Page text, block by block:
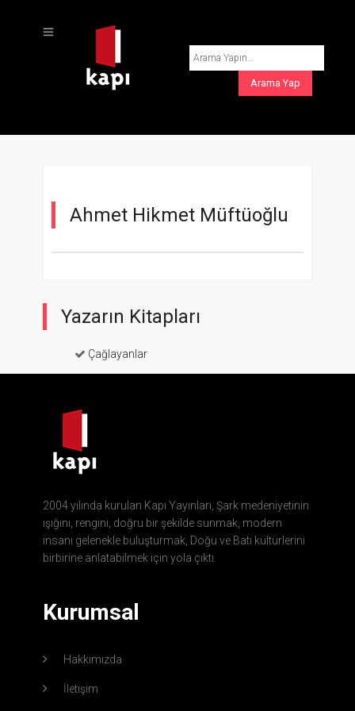
Ahmet Hikmet Müftüoğlu
Yazarın Kitapları
Çağlayanlar
2004 yılında kurulan Kapı Yayınları, Şark medeniyetinin
ışığını, rengini, doğru bir şekilde sunmak, modern
insanı gelenekle buluşturmak, Doğu ve Batı kültürlerini
birbirine anlatabilmek için yola çıktı.
Kurumsal
Hakkımızda
İletişim